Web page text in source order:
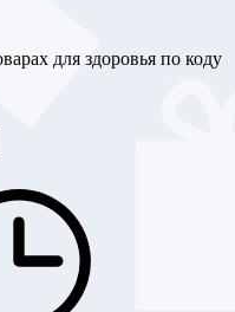
для здоровья по коду